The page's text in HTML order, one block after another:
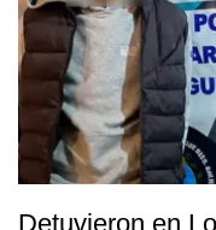
Detuvieron en